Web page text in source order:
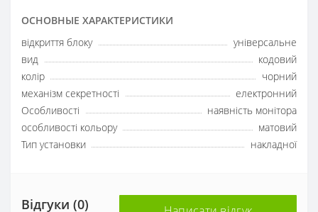
ОСНОВНЫЕ ХАРАКТЕРИСТИКИ
відкриття блоку
універсальне
вид
кодовий
колір
чорний
механізм секретності
електронний
Особливості
наявність монітора
особливості кольору
матовий
Тип установки
накладної
Відгуки (0)